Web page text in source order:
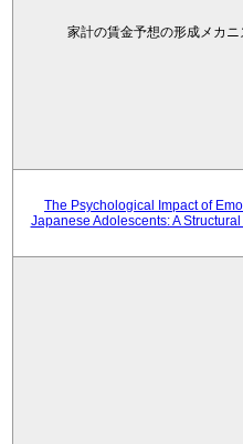
家計の賃金予想の形成メカ
The Psychological Impact of
Japanese Adolescents: A